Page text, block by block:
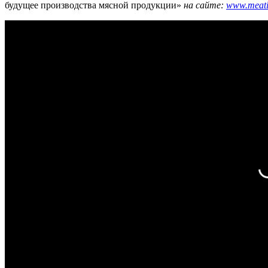
будущее производства мясной продукции» на сайте: